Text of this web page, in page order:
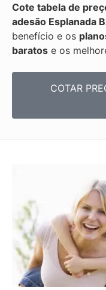
Cote tabela de
adesão Esplanada
benefício e os
baratos e os
COTAR